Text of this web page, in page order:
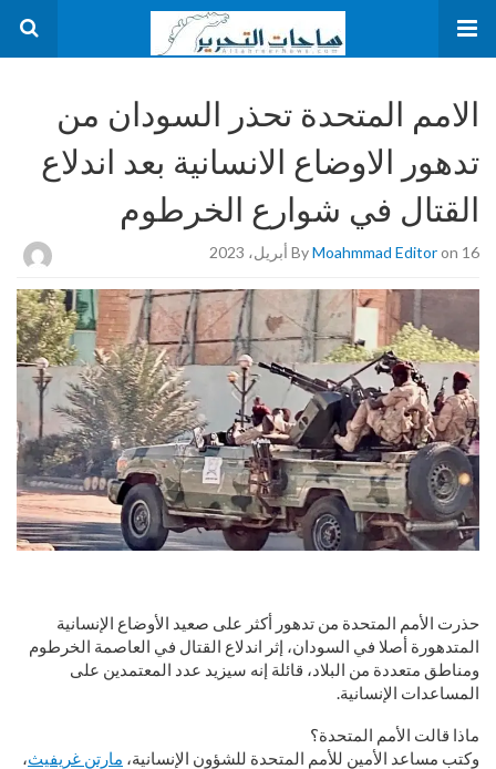
الامم المتحدة تحذر السودان من
تدهور الاوضاع الانسانية بعد اندلاع
القتال في شوارع الخرطوم
ByMoahmmad Editoron 16 أبريل، 2023
حذرت الأمم المتحدة من تدهور أكثر على صعيد الأوضاع الإنسانية
المتدهورة أصلا في السودان، إثر اندلاع القتال في العاصمة الخرطوم
ومناطق متعددة من البلاد، قائلة إنه سيزيد عدد المعتمدين على
المساعدات الإنسانية.
ماذا قالت الأمم المتحدة؟
وكتب مساعد الأمين للأمم المتحدة للشؤون الإنسانية، مارتن غريفيث،